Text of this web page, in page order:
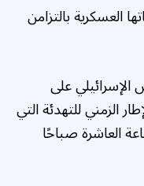
العسكرية بالتزامن
على
الزمني للتهدئة التي
العاشرة صباحًا